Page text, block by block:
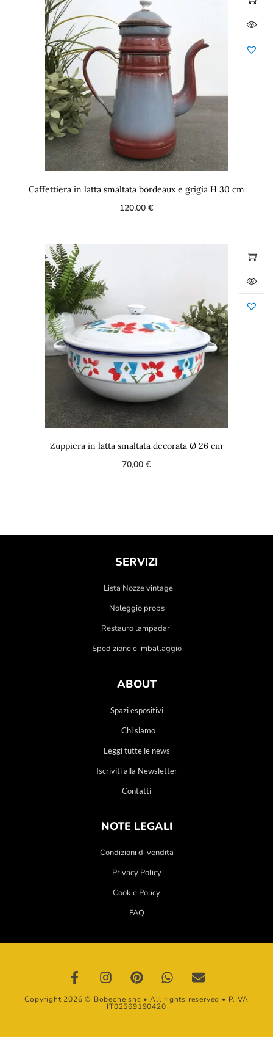
Caffettiera in latta smaltata bordeaux e grigia H 30 cm
120,00€
Zuppiera in latta smaltata decorata Ø 26 cm
70,00€
SERVIZI
Lista Nozze vintage
Noleggio props
Restauro lampadari
Spedizione e imballaggio
ABOUT
Spazi espositivi
Chi siamo
Leggi tutte le news
Iscriviti alla Newsletter
Contatti
NOTE LEGALI
Condizioni di vendita
Privacy Policy
Cookie Policy
FAQ
Copyright 2026 © Bobeche snc • All rights reserved • P.IVA
IT02569190420